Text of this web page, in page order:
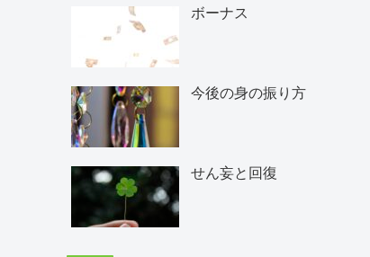
ボーナス
今後の身の振り方
せん妄と回復